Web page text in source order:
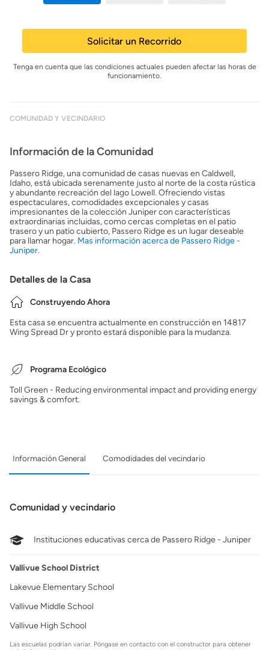
Solicitar un Recorrido
Tenga en cuenta que las condiciones actuales pueden afectar las horas de
funcionamiento.
COMUNIDAD Y VECINDARIO
Información de la Comunidad
Passero Ridge, una comunidad de casas nuevas en Caldwell,
Idaho, está ubicada serenamente justo al norte de la costa rústica
y abundante recreación del lago Lowell. Ofreciendo vistas
espectaculares, comodidades excepcionales y casas
impresionantes de la colección Juniper con características
extraordinarias incluidas, como cercas completas en el patio
trasero y un patio cubierto, Passero Ridge es un lugar deseable
para llamar hogar. Mas información acerca de Passero Ridge -
Juniper.
Detalles de la Casa
Construyendo Ahora
Esta casa se encuentra actualmente en construcción en 14817
Wing Spread Dr y pronto estará disponible para la mudanza.
Programa Ecológico
Toll Green - Reducing environmental impact and providing energy
savings & comfort.
Información General Comodidades del vecindario
Comunidad y vecindario
Instituciones educativas cerca de Passero Ridge - Juniper
Vallivue School District
Lakevue Elementary School
Vallivue Middle School
Vallivue High School
Las escuelas podrían variar. Póngase en contacto con el constructor para obtener